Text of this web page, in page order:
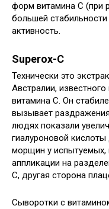
форм витамина С (при
большей стабильности
активность.
Superox-C
Технически это
Австралии,
витамина С. Он
вызывает
людях показали
гиалуроновой
морщин у испытуемых,
аппликации на
C, другая сторона
Сыворотки с